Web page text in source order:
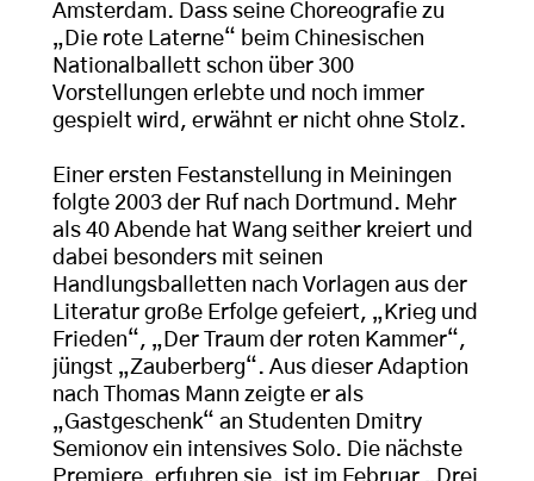
Amsterdam. Dass seine Choreografie zu
„Die rote Laterne“ beim Chinesischen
Nationalballett schon über 300
Vorstellungen erlebte und noch immer
gespielt wird, erwähnt er nicht ohne Stolz.
Einer ersten Festanstellung in Meiningen
folgte 2003 der Ruf nach Dortmund. Mehr
als 40 Abende hat Wang seither kreiert und
dabei besonders mit seinen
Handlungsballetten nach Vorlagen aus der
Literatur große Erfolge gefeiert, „Krieg und
Frieden“, „Der Traum der roten Kammer“,
jüngst „Zauberberg“. Aus dieser Adaption
nach Thomas Mann zeigte er als
„Gastgeschenk“ an Studenten Dmitry
Semionov ein intensives Solo. Die nächste